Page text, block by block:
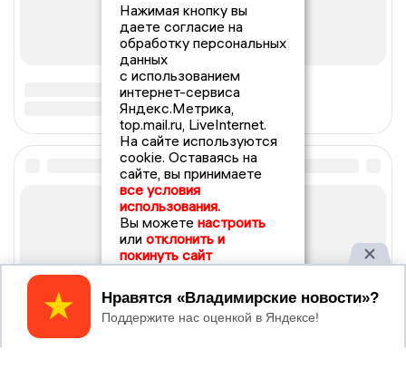
Нажимая кнопку вы
даете согласие на
обработку персональных
данных
с использованием
интернет-сервиса
Яндекс.Метрика,
top.mail.ru, LiveInternet.
На сайте используются
cookie. Оставаясь на
сайте, вы принимаете
все условия
использования.
Вы можете настроить
или отклонить и
покинуть сайт
Принять